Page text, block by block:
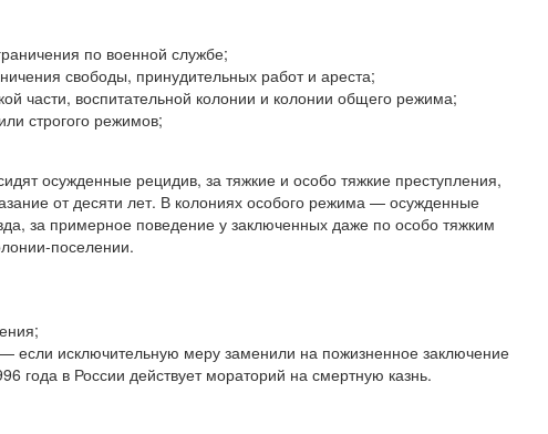
по военной службе;
свободы, принудительных работ и ареста;
части, воспитательной колонии и колонии общего режима;
строгого режимов;
осужденные рецидив, за тяжкие и особо тяжкие преступления,
от десяти лет. В колониях особого режима — осужденные
за примерное поведение у заключенных даже по особо тяжким
поселении.
если исключительную меру заменили на пожизненное заключение
года в России действует мораторий на смертную казнь.